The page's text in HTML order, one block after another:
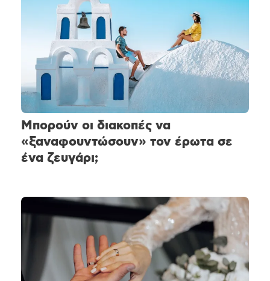
Μπορούν οι διακοπές να
«ξαναφουντώσουν» τον έρωτα σε
ένα ζευγάρι;